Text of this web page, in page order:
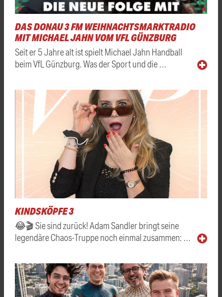
DAS DONAU 3 FM WEIHNACHTSMARKTRADIO
MIT MICHAEL JAHN VOM VFL GÜNZBURG
Seit er 5 Jahre alt ist spielt Michael Jahn Handball
beim VfL Günzburg. Was der Sport und die …
KINDSKÖPFE 3
😂🎬 Sie sind zurück! Adam Sandler bringt seine
legendäre Chaos-Truppe noch einmal zusammen: …